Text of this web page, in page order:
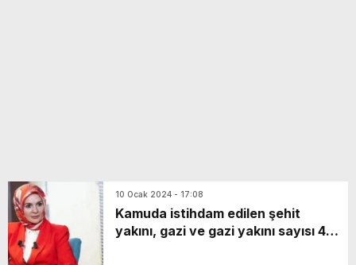
10 Ocak 2024 - 17:08
Kamuda istihdam edilen şehit
yakını, gazi ve gazi yakını sayısı 49